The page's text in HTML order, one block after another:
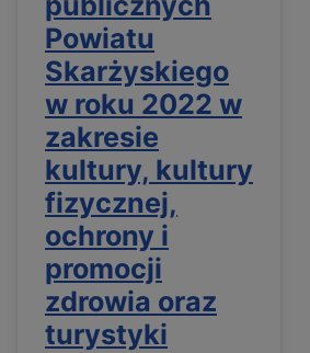
Powiatu
Skarżyskiego
w roku 2022 w
zakresie
kultury, kultury
fizycznej,
ochrony i
promocji
zdrowia oraz
turystyki